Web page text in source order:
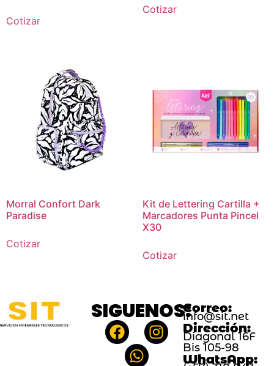
Cotizar
Cotizar
Morral Confort Dark
Paradise
Cotizar
Kit de Lettering Cartilla +
Marcadores Punta Pincel
X30
Cotizar
SIGUENOS:Correo:
info@sit.net
Dirección:
Diagonal 16F
Bis 105-98
WhatsApp: